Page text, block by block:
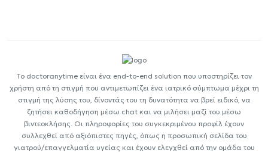
Το doctoranytime είναι ένα end-to-end solution που υποστηρίζει τον
χρήστη από τη στιγμή που αντιμετωπίζει ένα ιατρικό σύμπτωμα μέχρι τη
στιγμή της λύσης του, δίνοντάς του τη δυνατότητα να βρεί ειδικό, να
ζητήσει καθοδήγηση μέσω chat και να μιλήσει μαζί του μέσω
βιντεοκλήσης. Οι πληροφορίες του συγκεκριμένου προφίλ έχουν
συλλεχθεί από αξιόπιστες πηγές, όπως η προσωπική σελίδα του
γιατρού/επαγγελματία υγείας και έχουν ελεγχθεί από την ομάδα του